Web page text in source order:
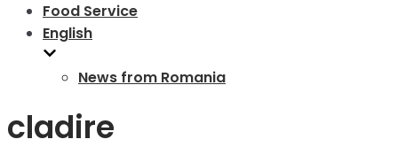
Food Service
English
News from Romania
cladire